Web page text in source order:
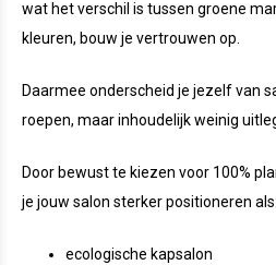
wat het verschil is tussen groene
kleuren, bouw je vertrouwen op.
Daarmee onderscheid je jezelf van
roepen, maar inhoudelijk weinig
Door bewust te kiezen voor 100%
je jouw salon sterker positioneren als:
ecologische kapsalon